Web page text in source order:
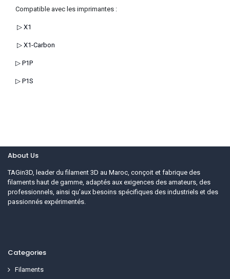
Compatible avec les imprimantes :
▷ X1
▷ X1-Carbon
▷ P1P
▷ P1S
About Us
TAGin3D, leader du filament 3D au Maroc, conçoit et fabrique des
filaments haut de gamme, adaptés aux exigences des amateurs, des
professionnels, ainsi qu’aux besoins spécifiques des industriels et des
passionnés expérimentés.
Categories
Filaments